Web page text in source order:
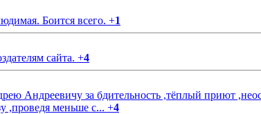
Боится всего. +1
сайта. +4
Андреевичу за бдительность ,тёплый приют
,проведя меньше с... +4